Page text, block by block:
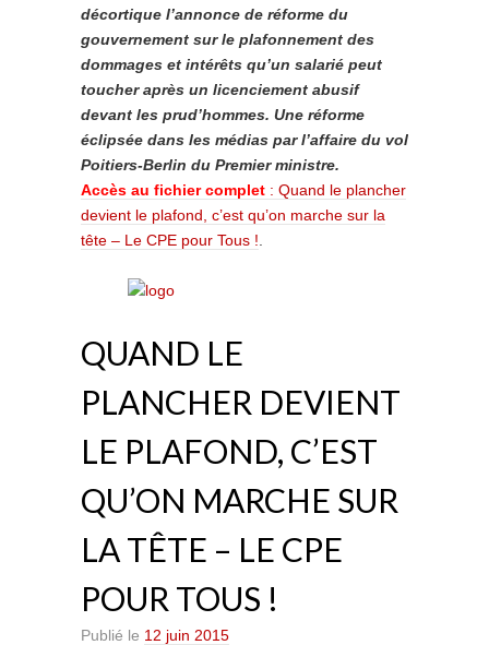
décortique l’annonce de réforme du
gouvernement sur le plafonnement des
dommages et intérêts qu’un salarié peut
toucher après un licenciement abusif
devant les prud’hommes. Une réforme
éclipsée dans les médias par l’affaire du vol
Poitiers-Berlin du Premier ministre.
Accès au fichier complet : Quand le plancher
devient le plafond, c’est qu’on marche sur la
tête – Le CPE pour Tous !
QUAND LE
PLANCHER DEVIENT
LE PLAFOND, C’EST
QU’ON MARCHE SUR
LA TÊTE – LE CPE
POUR TOUS !
Publié le 12 juin 2015